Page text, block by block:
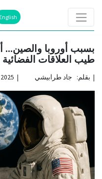
بسبب أوروبا
طيب العلاقات
| بقلم: جاد طرابيشي | Aug. 1, 2025